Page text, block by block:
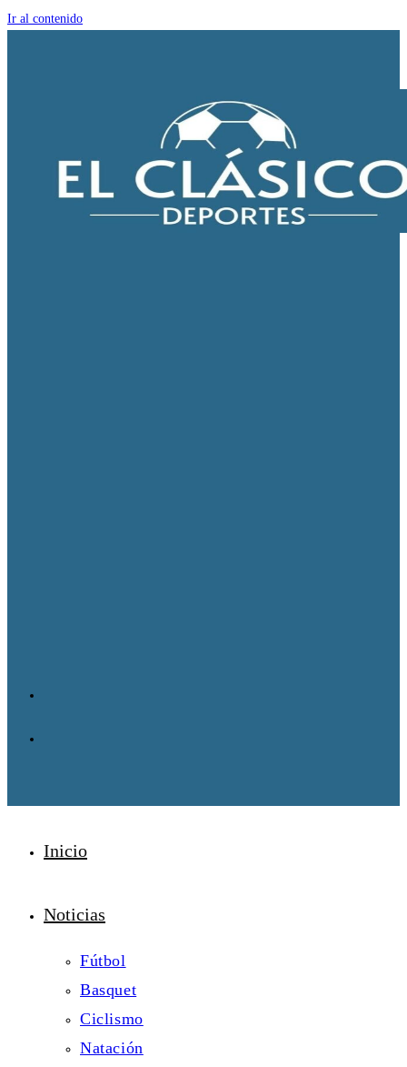
Ir al contenido
Inicio
Noticias
Fútbol
Basquet
Ciclismo
Natación